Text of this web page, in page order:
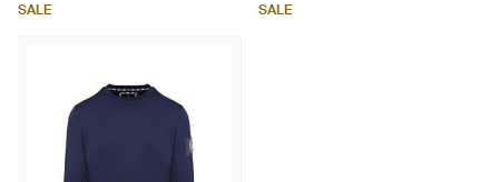
Grau
SALE SALE